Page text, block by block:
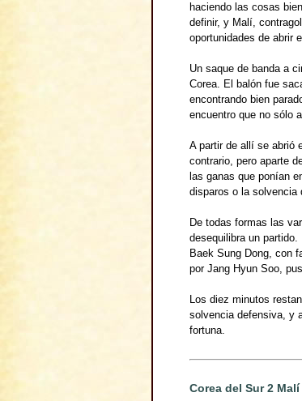
haciendo las cosas
definir, y Malí,
oportunidades de abrir
Un saque de banda a
Corea. El balón fue
encontrando bien
encuentro que no sólo
A partir de allí se abrió
contrario, pero aparte
las ganas que ponían
disparos o la solvencia
De todas formas las
desequilibra un
Baek Sung Dong, con
por Jang Hyun Soo,
Los diez minutos
solvencia defensiva, y
fortuna.
Corea del Sur 2 Malí